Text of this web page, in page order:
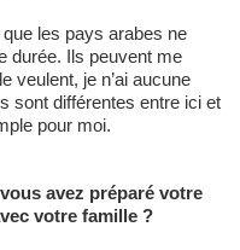
les pays arabes ne
durée. Ils peuvent me
veulent, je n’ai aucune
sont différentes entre ici et
pour moi.
votre famille ?